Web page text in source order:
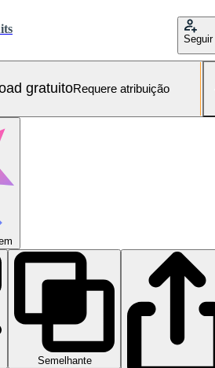
Seguir
gratuitoRequere atribuição
Semelhante